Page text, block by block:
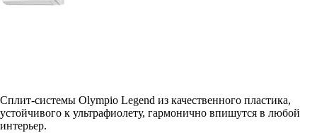
Сплит-системы Olympio Legend из качественного пластика,
устойчивого к ультрафиолету, гармонично впишутся в любой
интерьер.